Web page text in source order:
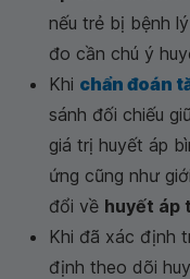
nếu trẻ bị bệnh
đo cần chú ý
Khi chẩn đoán
sánh đối chiếu
giá trị huyết áp
ứng cũng như
đổi về huyết áp
Khi đã xác định
định theo dõi